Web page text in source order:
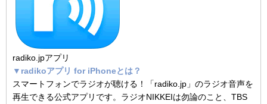
radiko.jpアプリ
▼radikoアプリ for iPhoneとは？
スマートフォンでラジオが聴ける！「radiko.jp」のラジオ音声を
再生できる公式アプリです。ラジオNIKKEIは勿論のこと、TBS